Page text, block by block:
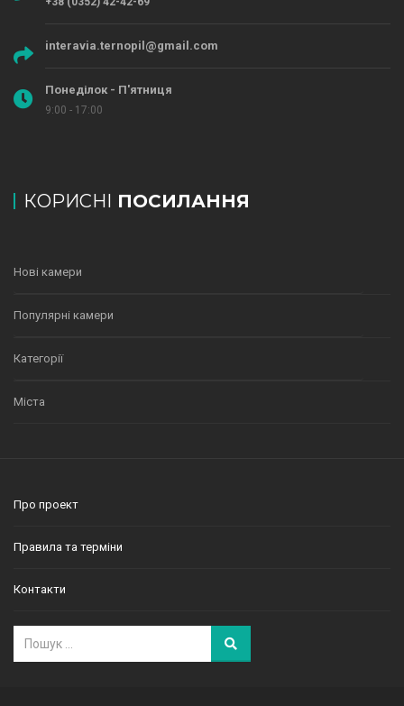
interavia.ternopil@gmail.com
Понеділок - П'ятниця
9:00 - 17:00
КОРИСНІ ПОСИЛАННЯ
Нові камери
Популярні камери
Категорії
Міста
Про проект
Правила та терміни
Контакти